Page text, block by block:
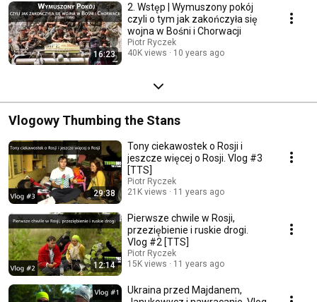
16:23
2. Wstęp | Wymuszony pokój
czyli o tym jak zakończyła się
wojna w Bośni i Chorwacji
Piotr Ryczek
40K views
10 years ago
Vlogowy Thumbing the Stans
29:38
Tony ciekawostek o Rosji i
jeszcze więcej o Rosji. Vlog #3
[TTS]
Piotr Ryczek
21K views
11 years ago
12:14
Pierwsze chwile w Rosji,
przeziębienie i ruskie drogi.
Vlog #2 [TTS]
Piotr Ryczek
15K views
11 years ago
Ukraina przed Majdanem,